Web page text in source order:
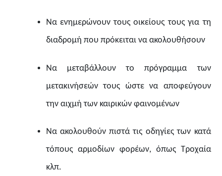
Να ενημερώνουν τους οικείους τους για τη
διαδρομή που πρόκειται να ακολουθήσουν
Να μεταβάλλουν το πρόγραμμα των
μετακινήσεών τους ώστε να αποφεύγουν
την αιχμή των καιρικών φαινομένων
Να ακολουθούν πιστά τις οδηγίες των κατά
τόπους αρμοδίων φορέων, όπως Τροχαία
κλπ.